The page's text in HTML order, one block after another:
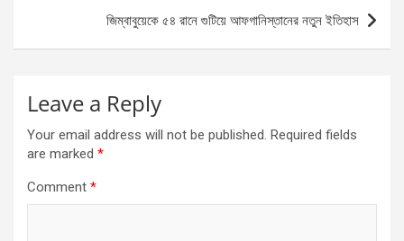
জিম্বাবুয়েকে ৫৪ রানে গুটিয়ে আফগানিস্তানের নতুন ইতিহাস
Leave a Reply
Your email address will not be published. Required fields
are marked *
Comment *